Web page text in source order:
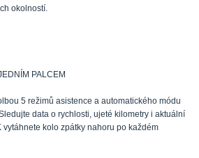
okolností.
PALCEM
5 režimů asistence a automatického módu
data o rychlosti, ujeté kilometry i aktuální
vytáhnete kolo zpátky nahoru po každém